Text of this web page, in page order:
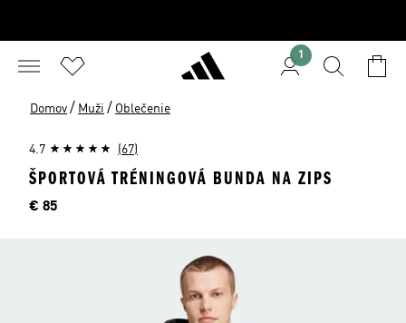
1
Domov / Muži / Oblečenie
4.7 (67)
ŠPORTOVÁ TRÉNINGOVÁ BUNDA NA ZIPS
Cena
€ 85